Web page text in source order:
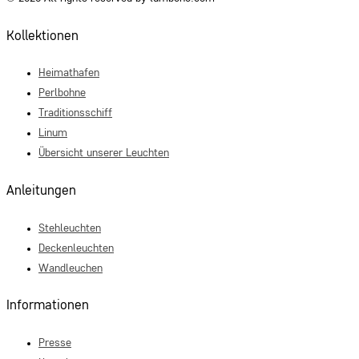
Kollektionen
Heimathafen
Perlbohne
Traditionsschiff
Linum
Übersicht unserer Leuchten
Anleitungen
Stehleuchten
Deckenleuchten
Wandleuchen
Informationen
Presse